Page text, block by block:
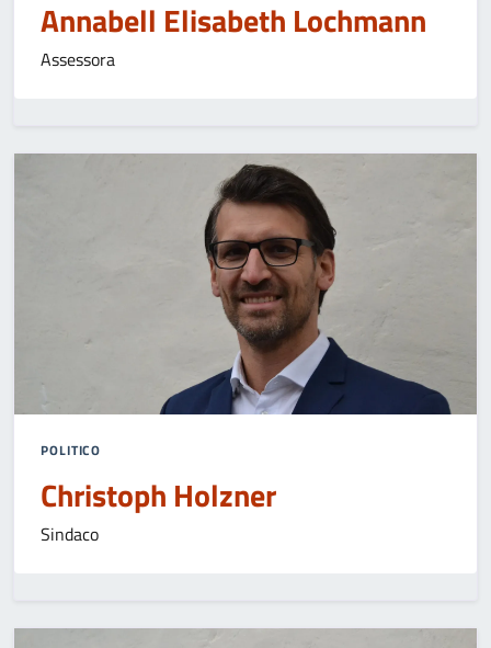
Annabell Elisabeth Lochmann
Assessora
POLITICO
Christoph Holzner
Sindaco